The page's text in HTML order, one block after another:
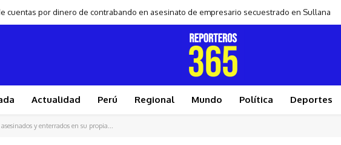
cuentas por dinero de contrabando en asesinato de empresario secuestrado en Sullana
Actualidad Perú Regional Mundo Política Deportes
y enterrados en su propia...